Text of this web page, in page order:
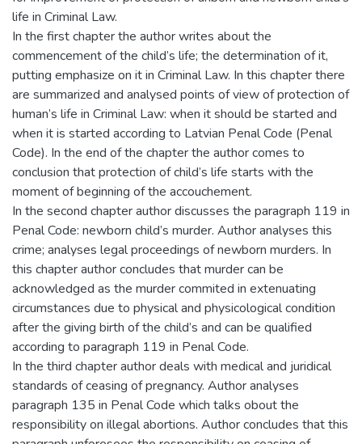
life in Criminal Law.
In the first chapter the author writes about the
commencement of the child’s life; the determination of it,
putting emphasize on it in Criminal Law. In this chapter there
are summarized and analysed points of view of protection of
human’s life in Criminal Law: when it should be started and
when it is started according to Latvian Penal Code (Penal
Code). In the end of the chapter the author comes to
conclusion that protection of child’s life starts with the
moment of beginning of the accouchement.
In the second chapter author discusses the paragraph 119 in
Penal Code: newborn child’s murder. Author analyses this
crime; analyses legal proceedings of newborn murders. In
this chapter author concludes that murder can be
acknowledged as the murder commited in extenuating
circumstances due to physical and physicological condition
after the giving birth of the child’s and can be qualified
according to paragraph 119 in Penal Code.
In the third chapter author deals with medical and juridical
standards of ceasing of pregnancy. Author analyses
paragraph 135 in Penal Code which talks obout the
responsibility on illegal abortions. Author concludes that this